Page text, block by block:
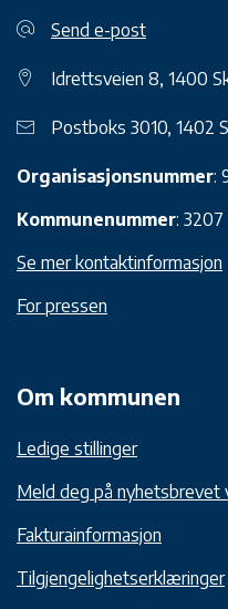
Send e-post
Idrettsveien 8, 1400
Postboks 3010, 1402
Organisasjonsnummer:
Kommunenummer: 3207
Se mer kontaktinformasjon
For pressen
Om kommunen
Ledige stillinger
Meld deg på nyhetsbrevet
Fakturainformasjon
Tilgjengelighetserklæringer